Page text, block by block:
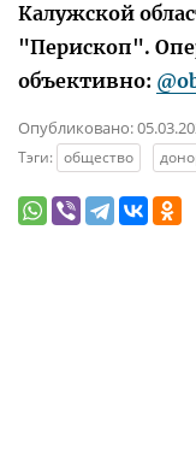
Калужской
"Перископ".
объективно:
Опубликовано:
Тэги: общество